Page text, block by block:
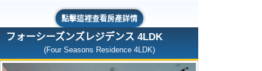
點擊這裡查看房產詳情
フォーシーズンズレジデンス 4LDK
(Four Seasons Residence 4LDK)